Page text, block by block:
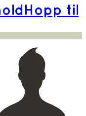
Hopp til